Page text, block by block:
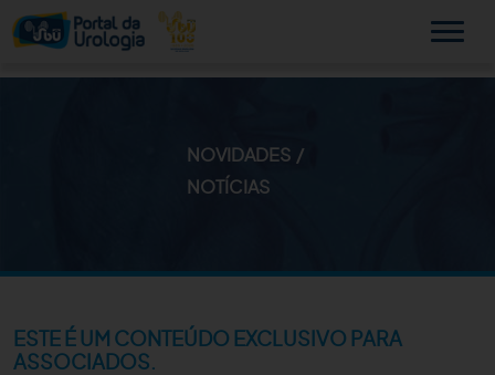
PUBLICAÇÕES
NOVIDADES
NOTÍCIAS
ESTE É UM CONTEÚDO EXCLUSIVO PARA
ASSOCIADOS.